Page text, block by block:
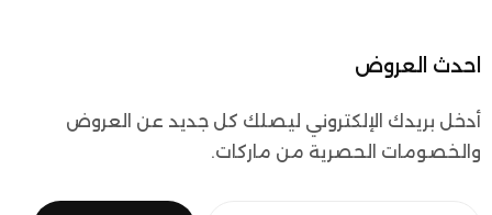
احدث العروض
أدخل بريدك الإلكتروني ليصلك كل جديد عن العروض
والخصومات الحصرية من ماركات.